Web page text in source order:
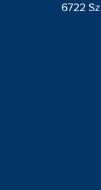
6722